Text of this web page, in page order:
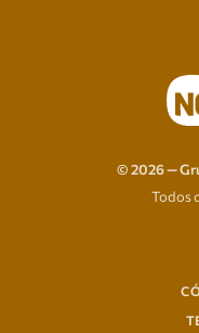
© 2026 —
Todos